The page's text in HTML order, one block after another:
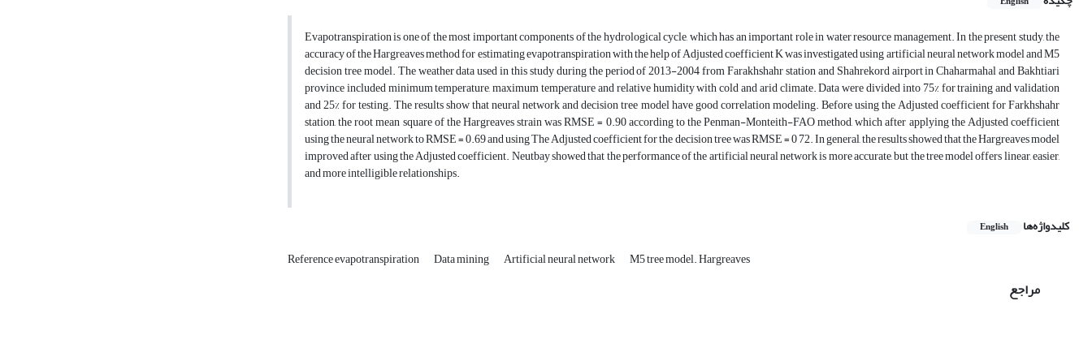
Evapotranspiration is one of the most important components of the hydrological cycle, which has an important role in water resource management. In the present study, the
accuracy of the Hargreaves method for estimating evapotranspiration with the help of Adjusted coefficient K was investigated using artificial neural network model and M5
decision tree model. The weather data used in this study during the period of 2013-2004 from Farakhshahr station and Shahrekord airport in Chaharmahal and Bakhtiari
province included minimum temperature, maximum temperature and relative humidity with cold and arid climate. Data were divided into 75% for training and validation
and 25% for testing. The results show that neural network and decision tree model have good correlation modeling. Before using the Adjusted coefficient for Farkhshahr
station, the root mean square of the Hargreaves strain was RMSE = 0.90 according to the Penman-Monteith-FAO method, which after applying the Adjusted coefficient
using the neural network to RMSE = 0.69 and using The Adjusted coefficient for the decision tree was RMSE = 0 72. In general, the results showed that the Hargreaves model
improved after using the Adjusted coefficient. Neutbay showed that the performance of the artificial neural network is more accurate, but the tree model offers linear, easier,
and more intelligible relationships.
کلیدواژه‌ها English
Reference evapotranspiration Data mining Artificial neural network M5 tree model. Hargreaves
مراجع